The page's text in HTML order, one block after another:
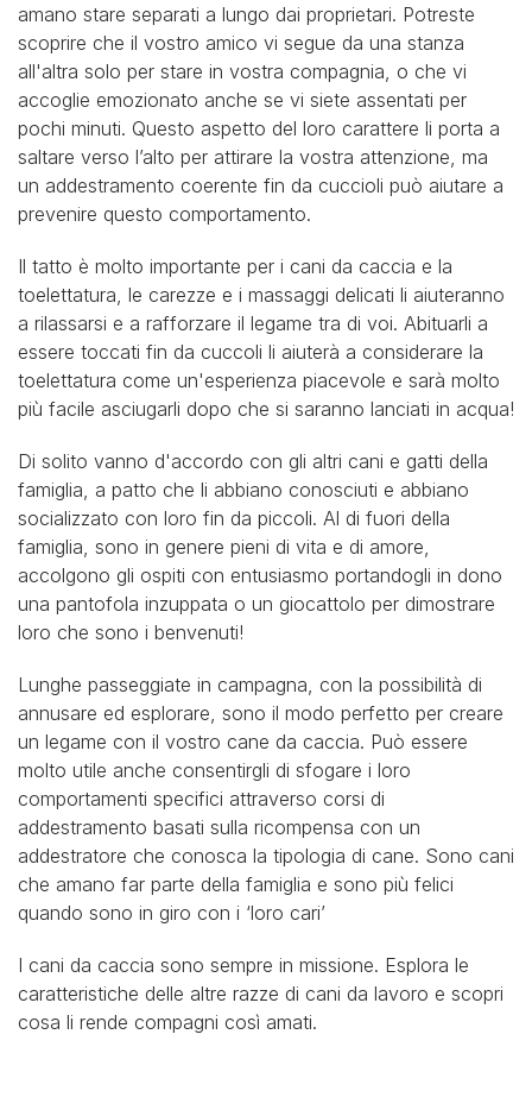
amano stare separati a lungo dai proprietari. Potreste
scoprire che il vostro amico vi segue da una stanza
all'altra solo per stare in vostra compagnia, o che vi
accoglie emozionato anche se vi siete assentati per
pochi minuti. Questo aspetto del loro carattere li porta a
saltare verso l’alto per attirare la vostra attenzione, ma
un addestramento coerente fin da cuccioli può aiutare a
prevenire questo comportamento.
Il tatto è molto importante per i cani da caccia e la
toelettatura, le carezze e i massaggi delicati li aiuteranno
a rilassarsi e a rafforzare il legame tra di voi. Abituarli a
essere toccati fin da cuccoli li aiuterà a considerare la
toelettatura come un'esperienza piacevole e sarà molto
più facile asciugarli dopo che si saranno lanciati in acqua!
Di solito vanno d'accordo con gli altri cani e gatti della
famiglia, a patto che li abbiano conosciuti e abbiano
socializzato con loro fin da piccoli. Al di fuori della
famiglia, sono in genere pieni di vita e di amore,
accolgono gli ospiti con entusiasmo portandogli in dono
una pantofola inzuppata o un giocattolo per dimostrare
loro che sono i benvenuti!
Lunghe passeggiate in campagna, con la possibilità di
annusare ed esplorare, sono il modo perfetto per creare
un legame con il vostro cane da caccia. Può essere
molto utile anche consentirgli di sfogare i loro
comportamenti specifici attraverso corsi di
addestramento basati sulla ricompensa con un
addestratore che conosca la tipologia di cane. Sono cani
che amano far parte della famiglia e sono più felici
quando sono in giro con i ‘loro cari’
I cani da caccia sono sempre in missione. Esplora le
caratteristiche delle altre razze di cani da lavoro e scopri
cosa li rende compagni così amati.